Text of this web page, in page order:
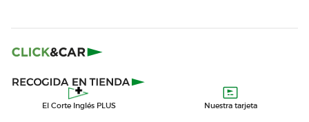
El Corte Inglés PLUS Nuestra tarjeta